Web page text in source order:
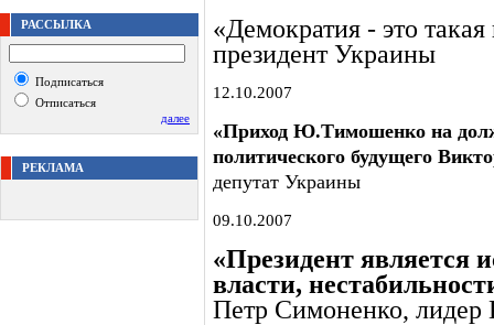
РАССЫЛКА
Подписаться
Отписаться
далее
РЕКЛАМА
«Демократия - это
президент Украины
12.10.2007
«Приход Ю.Тимошенко на
политического будущего
депутат Украины
09.10.2007
«Президент является
власти,
Петр Симоненко,